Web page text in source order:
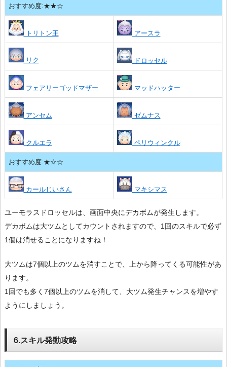
おすすめ度:★★☆
トリトン王 アースラ
リク ドロッセル
フェアリーゴッドマザー マッドハッター
アンセム ゼムナス
クルエラ ペリウィンクル
おすすめ度:★☆☆
カールじいさん マキシマス
ユーモラスドロッセルは、画面中央にデカボムが発生します。
デカボムは大ツムとしてカウントされますので、1回のスキルで必ず
1個は消せることになりますね！
大ツムは7個以上のツムを消すことで、上から降ってくる可能性があ
ります。
1回でも多く7個以上のツムを消して、大ツム発生チャンスを増やす
ようにしましょう。
6.スキル発動攻略